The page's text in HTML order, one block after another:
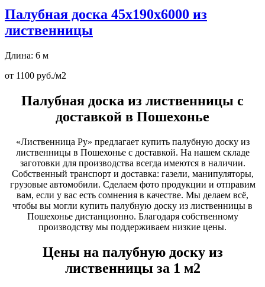
Палубная доска 45х190х6000 из
лиственницы
Длина: 6 м
от 1100 руб./м2
Палубная доска из лиственницы с
доставкой в Пошехонье
«Лиственница Ру» предлагает купить палубную доску из
лиственницы в Пошехонье с доставкой. На нашем складе
заготовки для производства всегда имеются в наличии.
Собственный транспорт и доставка: газели, манипуляторы,
грузовые автомобили. Сделаем фото продукции и отправим
вам, если у вас есть сомнения в качестве. Мы делаем всё,
чтобы вы могли купить палубную доску из лиственницы в
Пошехонье дистанционно. Благодаря собственному
производству мы поддерживаем низкие цены.
Цены на палубную доску из
лиственницы за 1 м2